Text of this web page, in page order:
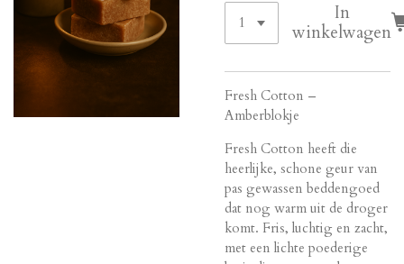
In
winkelwagen
Fresh Cotton –
Amberblokje
Fresh Cotton heeft die
heerlijke, schone geur van
pas gewassen beddengoed
dat nog warm uit de droger
komt. Fris, luchtig en zacht,
met een lichte poederige